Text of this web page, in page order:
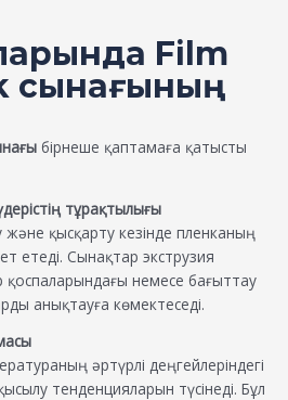
Film
сынағының
бірнеше қаптамаға қатысты
тұрақтылығы
және қысқарту кезінде пленканың
етеді. Сынақтар экструзия
немесе бағыттау
анықтауға көмектеседі.
әртүрлі деңгейлеріндегі
тенденцияларын түсінеді. Бұл